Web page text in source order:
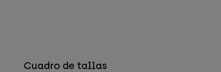
Cuadro de tallas